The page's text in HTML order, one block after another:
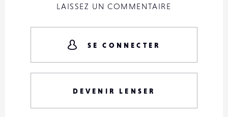
LAISSEZ UN COMMENTAIRE
SE CONNECTER
DEVENIR LENSER